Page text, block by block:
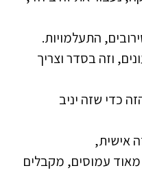
התעלמויות.
וזה בסדר וצריך
כדי שזה יניב
אישית,
עמוסים, מקבלים